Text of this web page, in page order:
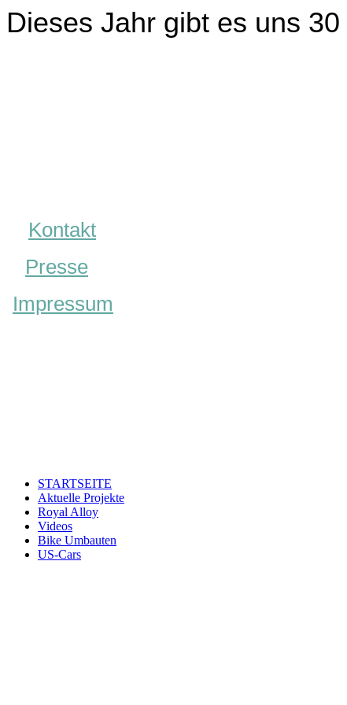
Dieses Jahr gibt es uns
Kontakt
Presse
Impressum
STARTSEITE
Aktuelle Projekte
Royal Alloy
Videos
Bike Umbauten
US-Cars